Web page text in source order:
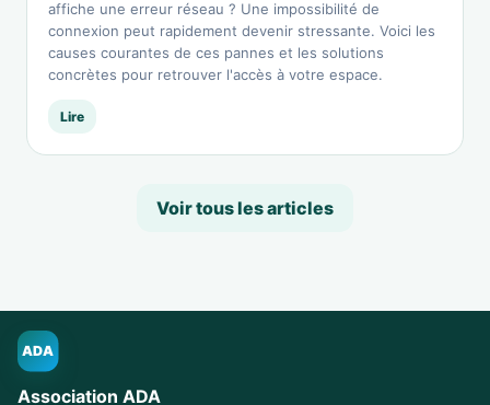
affiche une erreur réseau ? Une impossibilité de
connexion peut rapidement devenir stressante. Voici les
causes courantes de ces pannes et les solutions
concrètes pour retrouver l'accès à votre espace.
Lire
Voir tous les articles
ADA
Association ADA